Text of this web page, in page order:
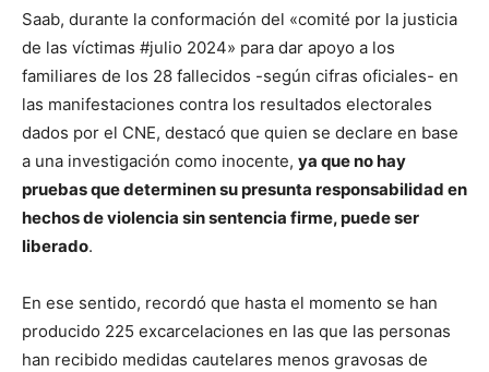
Saab, durante la conformación del «comité por la justicia
de las víctimas #julio 2024» para dar apoyo a los
familiares de los 28 fallecidos -según cifras oficiales- en
las manifestaciones contra los resultados electorales
dados por el CNE, destacó que quien se declare en base
a una investigación como inocente, ya que no hay
pruebas que determinen su presunta responsabilidad en
hechos de violencia sin sentencia firme, puede ser
liberado.
En ese sentido, recordó que hasta el momento se han
producido 225 excarcelaciones en las que las personas
han recibido medidas cautelares menos gravosas de